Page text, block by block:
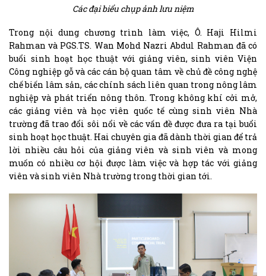
Các đại biểu chụp ảnh lưu niệm
Trong nội dung chương trình làm việc, Ô. Haji Hilmi
Rahman và PGS.TS. Wan Mohd Nazri Abdul Rahman đã có
buổi sinh hoạt học thuật với giảng viên, sinh viên Viện
Công nghiệp gỗ và các cán bộ quan tâm về chủ đề công nghệ
chế biến lâm sản, các chính sách liên quan trong nông lâm
nghiệp và phát triển nông thôn. Trong không khí cởi mở,
các giảng viên và học viên quốc tế cùng sinh viên Nhà
trường đã trao đổi sôi nổi về các vấn đề được đưa ra tại buổi
sinh hoạt học thuật. Hai chuyên gia đã dành thời gian để trả
lời nhiều câu hỏi của giảng viên và sinh viên và mong
muốn có nhiều cơ hội được làm việc và hợp tác với giảng
viên và sinh viên Nhà trường trong thời gian tới.